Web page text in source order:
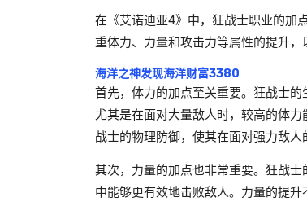
在《艾诺迪亚4》中，狂战士职业的加
重体力、力量和攻击力等属性的提升，
海洋之神发现海洋财富3380
首先，体力的加点至关重要。狂战士的
尤其是在面对大量敌人时，较高的体
战士的物理防御，使其在面对强力敌人
其次，力量的加点也非常重要。狂战
中能够更有效地击败敌人。力量的提